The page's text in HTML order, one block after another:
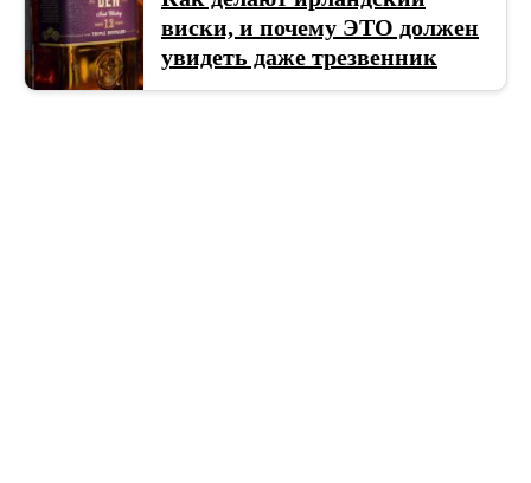
виски, и почему ЭТО должен
увидеть даже трезвенник